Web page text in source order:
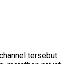
tersebut